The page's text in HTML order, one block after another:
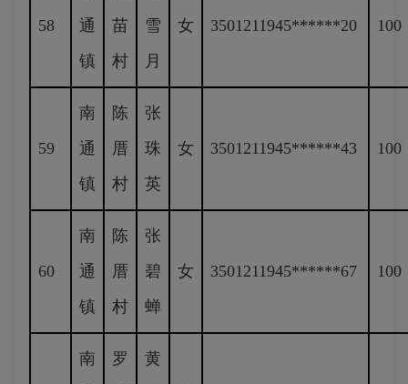
58
通
镇
苗
村
雪
月
女 3501211945******20 100
59
南
通
镇
陈
厝
村
张
珠
英
女 3501211945******43 100
60
南
通
镇
陈
厝
村
张
碧
蝉
女 3501211945******67 100
南
罗
黄